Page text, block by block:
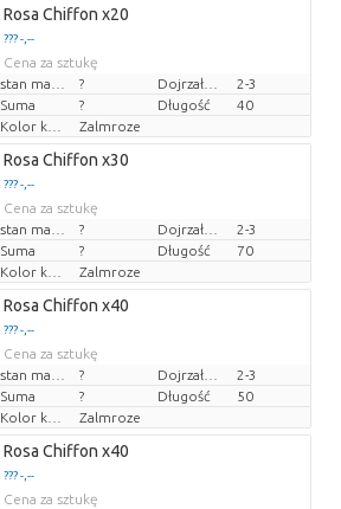
Rosa Chiffon x20
??? -,--
Cena za sztukę
?
2-3
Suma
? Długość
40
Kolor kwiatów
Zalmroze
Rosa Chiffon x30
??? -,--
Cena za sztukę
?
2-3
Suma
? Długość
70
Kolor kwiatów
Zalmroze
Rosa Chiffon x40
??? -,--
Cena za sztukę
?
2-3
Suma
? Długość
50
Kolor kwiatów
Zalmroze
Rosa Chiffon x40
??? -,--
Cena za sztukę